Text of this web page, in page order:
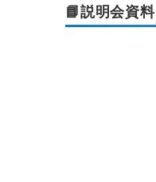
📘説明会資料